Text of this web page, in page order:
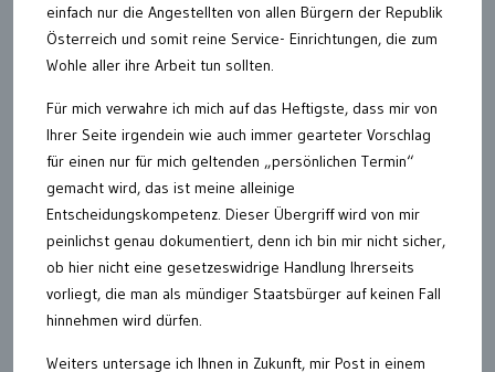
einfach nur die Angestellten von allen Bürgern der Republik
Österreich und somit reine Service- Einrichtungen, die zum
Wohle aller ihre Arbeit tun sollten.
Für mich verwahre ich mich auf das Heftigste, dass mir von
Ihrer Seite irgendein wie auch immer gearteter Vorschlag
für einen nur für mich geltenden „persönlichen Termin“
gemacht wird, das ist meine alleinige
Entscheidungskompetenz. Dieser Übergriff wird von mir
peinlichst genau dokumentiert, denn ich bin mir nicht sicher,
ob hier nicht eine gesetzeswidrige Handlung Ihrerseits
vorliegt, die man als mündiger Staatsbürger auf keinen Fall
hinnehmen wird dürfen.
Weiters untersage ich Ihnen in Zukunft, mir Post in einem